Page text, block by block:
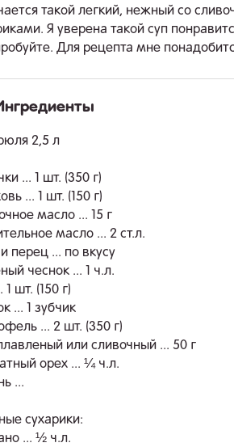
такой легкий, нежный со
Я уверена такой суп
Для рецепта мне
2,5 л
... 1 шт. (350 г)
... 1 шт. (150 г)
масло ... 15 г
масло ... 2 ст.л.
перец ... по вкусу
чеснок ... 1 ч.л.
1 шт. (150 г)
... 1 зубчик
... 2 шт. (350 г)
или сливочный ... 50 г
орех ... ¼ ч.л.
...
сухарики:
... ½ ч.л.